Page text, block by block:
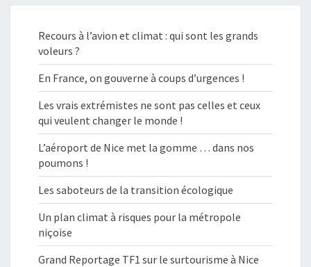
Recours à l’avion et climat : qui sont les grands
voleurs ?
En France, on gouverne à coups d’urgences !
Les vrais extrémistes ne sont pas celles et ceux
qui veulent changer le monde !
L’aéroport de Nice met la gomme … dans nos
poumons !
Les saboteurs de la transition écologique
Un plan climat à risques pour la métropole
niçoise
Grand Reportage TF1 sur le surtourisme à Nice